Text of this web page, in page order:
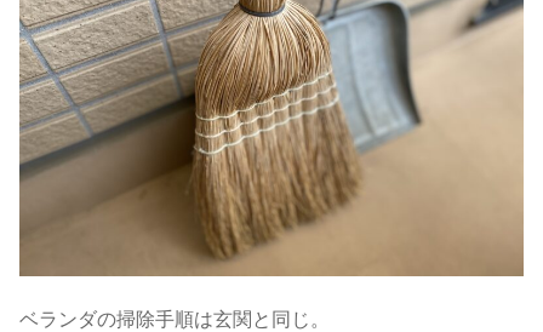
ベランダの掃除手順は玄関と同じ。